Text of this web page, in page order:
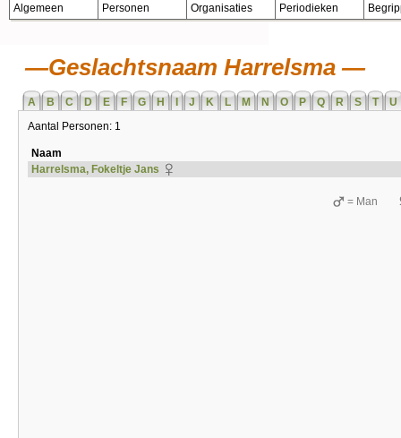
Algemeen Personen Organisaties Periodieken
Geslachtsnaam Harrelsma
A B C D E F G H J K L M N O P Q R S T
U
Aantal Personen: 1
Naam
Harrelsma, Fokeltje Jans
= Man